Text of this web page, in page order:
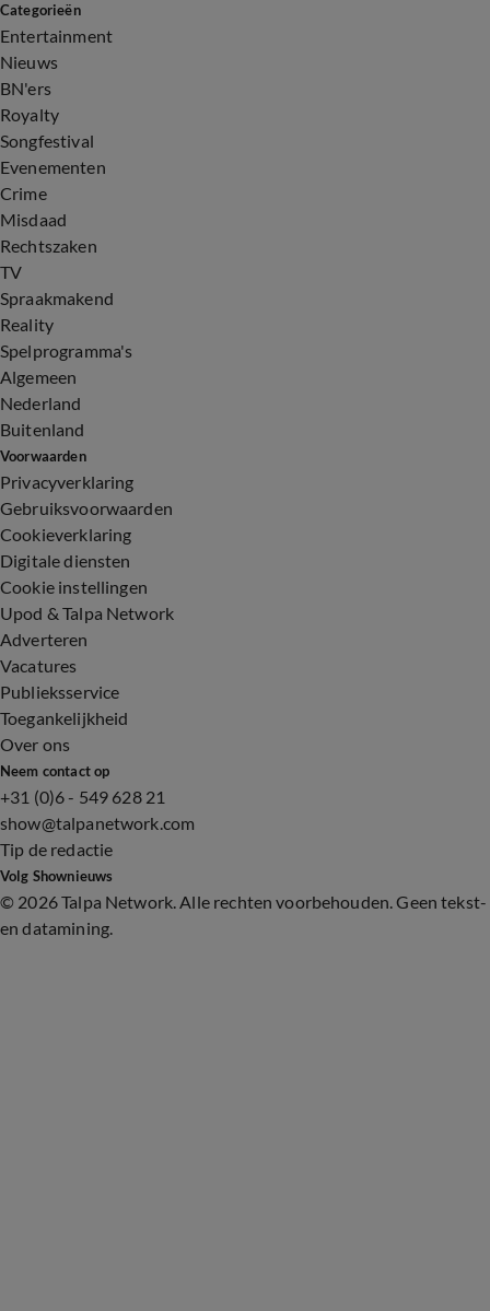
Categorieën
Entertainment
Nieuws
BN'ers
Royalty
Songfestival
Evenementen
Crime
Misdaad
Rechtszaken
TV
Spraakmakend
Reality
Spelprogramma's
Algemeen
Nederland
Buitenland
Voorwaarden
Privacyverklaring
Gebruiksvoorwaarden
Cookieverklaring
Digitale diensten
Cookie instellingen
Upod & Talpa Network
Adverteren
Vacatures
Publieksservice
Toegankelijkheid
Over ons
Neem contact op
+31 (0)6 - 549 628 21
show@talpanetwork.com
Tip de redactie
Volg Shownieuws
© 2026 Talpa Network. Alle rechten voorbehouden. Geen tekst-
en datamining.